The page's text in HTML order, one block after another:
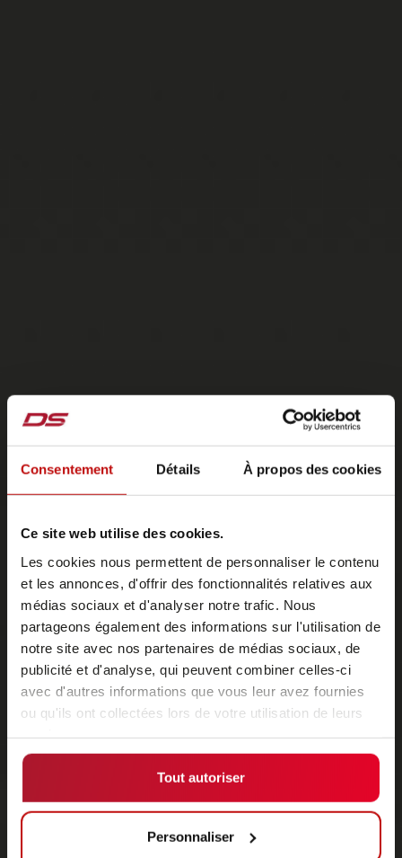
Consentement Détails À propos des cookies
Ce site web utilise des cookies.
Les cookies nous permettent de personnaliser le contenu
et les annonces, d'offrir des fonctionnalités relatives aux
médias sociaux et d'analyser notre trafic. Nous
partageons également des informations sur l'utilisation de
notre site avec nos partenaires de médias sociaux, de
publicité et d'analyse, qui peuvent combiner celles-ci
avec d'autres informations que vous leur avez fournies
ou qu'ils ont collectées lors de votre utilisation de leurs
Tout autoriser
Personnaliser